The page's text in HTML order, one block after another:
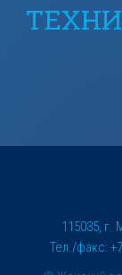
115035, г.
Тел./факс: